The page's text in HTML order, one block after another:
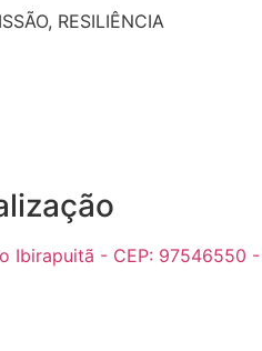
RESILIÊNCIA
Ibirapuitã - CEP: 97546550 -